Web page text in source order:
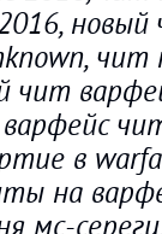
чит
чит
в
на
мс-